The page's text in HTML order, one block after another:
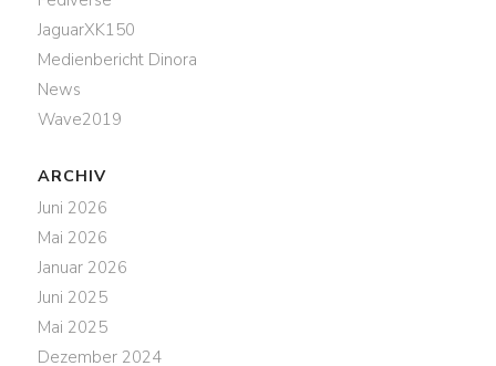
JaguarXK150
Medienbericht Dinora
News
Wave2019
ARCHIV
Juni 2026
Mai 2026
Januar 2026
Juni 2025
Mai 2025
Dezember 2024